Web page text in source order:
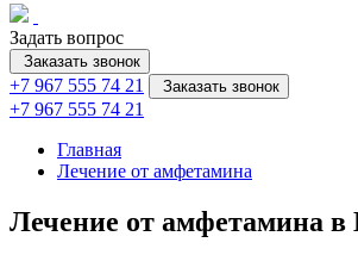
Задать вопрос
Заказать звонок
+7 967 555 74 21 Заказать звонок
+7 967 555 74 21
Главная
Лечение от амфетамина
Лечение от амфетамина